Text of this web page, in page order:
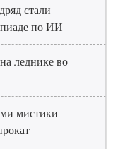
стали
по ИИ
леднике во
мистики